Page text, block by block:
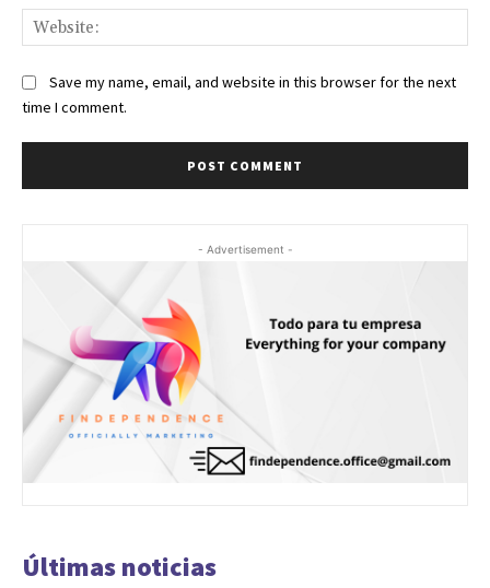
Save my name, email, and website in this browser for the next
time I comment.
- Advertisement -
Últimas noticias